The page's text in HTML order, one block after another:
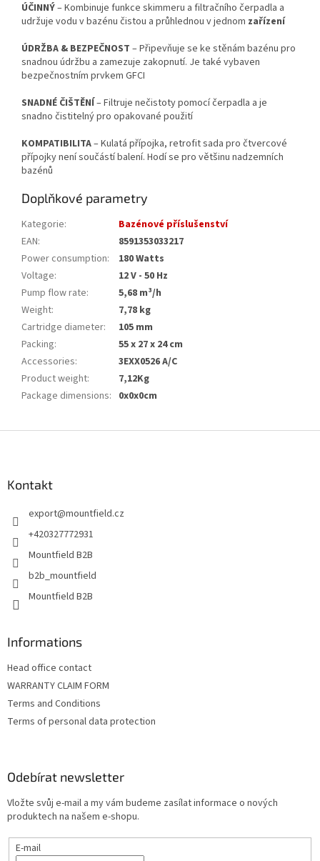
ÚČINNÝ– Kombinuje funkce skimmeru a filtračního čerpadla a
udržuje vodu v bazénu čistou a průhlednou v jednom zařízení
ÚDRŽBA & BEZPEČNOST – Připevňuje se ke stěnám bazénu pro
snadnou údržbu a zamezuje zakopnutí. Je také vybaven
bezpečnostním prvkem GFCI
SNADNÉ ČIŠTĚNÍ– Filtruje nečistoty pomocí čerpadla a je
snadno čistitelný pro opakované použití
KOMPATIBILITA– Kulatá přípojka, retrofit sada pro čtvercové
přípojky není součástí balení. Hodí se pro většinu nadzemních
bazénů
Doplňkové parametry
Kategorie:
Bazénové příslušenství
EAN:
8591353033217
Power consumption:
180 Watts
Voltage:
12 V - 50 Hz
Pump flow rate:
5,68 m³/h
Weight:
7,78 kg
Cartridge diameter:
105 mm
Packing:
55 x 27 x 24 cm
Accessories:
3EXX0526 A/C
Product weight:
7,12Kg
Package dimensions: 0x0x0cm
Kontakt
export@mountfield.cz
+420327772931
Mountfield B2B
b2b_mountfield
Mountfield B2B
Informations
Head office contact
WARRANTY CLAIM FORM
Terms and Conditions
Terms of personal data protection
Odebírat newsletter
Vložte svůj e-mail a my vám budeme zasílat informace o nových
produktech na našem e-shopu.
E-mail